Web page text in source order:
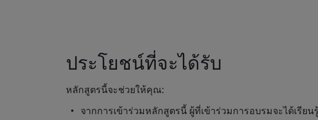
ประโยชน์ที่จะได้รับ
หลักสูตรนี้จะช่วยให้คุณ:
จากการเข้าร่วมหลักสูตรนี้ ผู้ที่เข้าร่วมการอบรมจะได้เรี